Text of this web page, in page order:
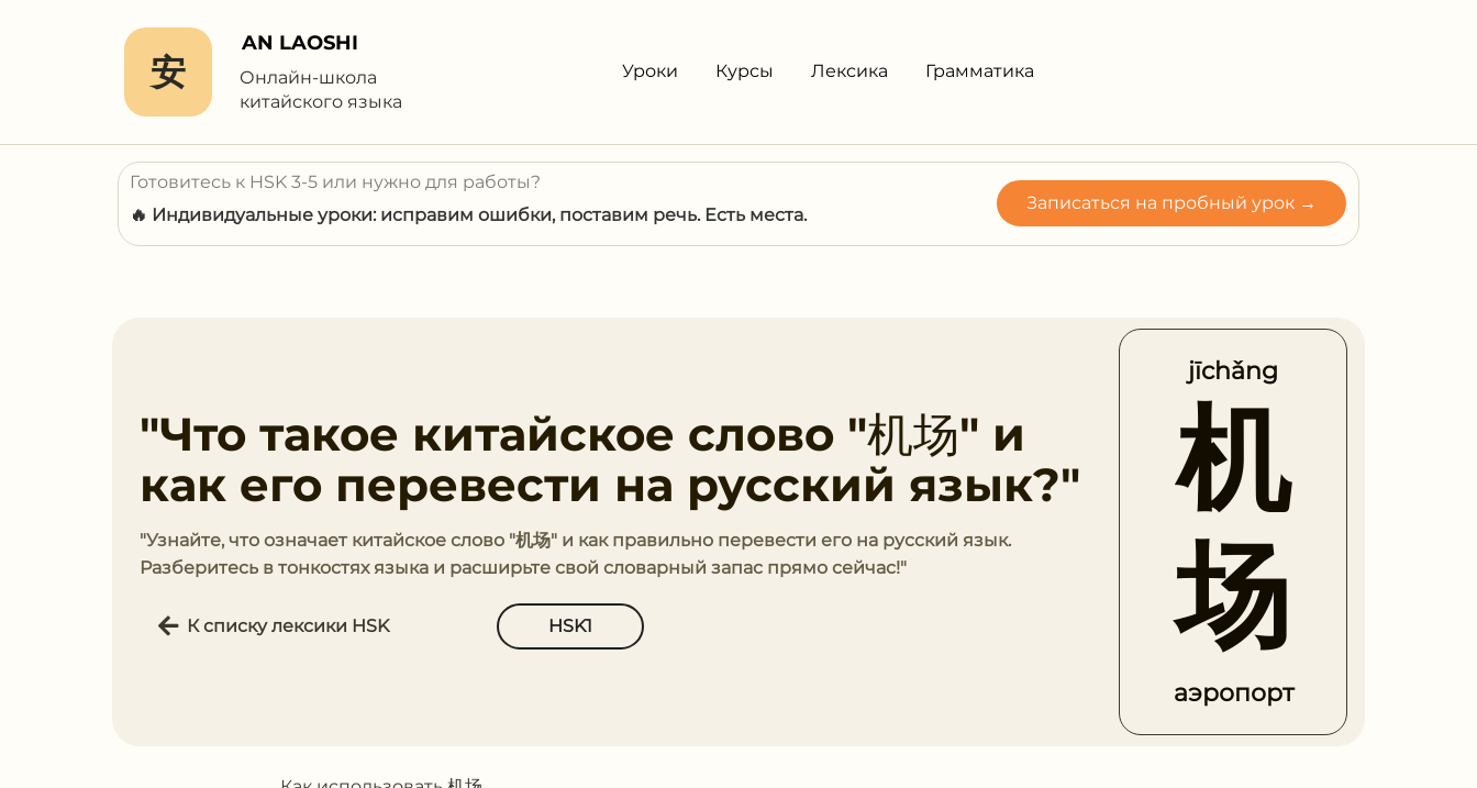
安
AN LAOSHI
Онлайн-школа
китайского языка
Уроки Курсы Лексика Грамматика
Готовитесь к HSK 3-5 или нужно для работы?
🔥 Индивидуальные уроки: исправим ошибки, поставим речь. Есть места.
Записаться на пробный урок →
"Что такое китайское слово "机场" и
как его перевести на русский язык?"
"Узнайте, что означает китайское слово "机场" и как правильно перевести его на русский язык.
Разберитесь в тонкостях языка и расширьте свой словарный запас прямо сейчас!"
К списку лексики HSK HSK1
jīchǎng
机
场
аэропорт